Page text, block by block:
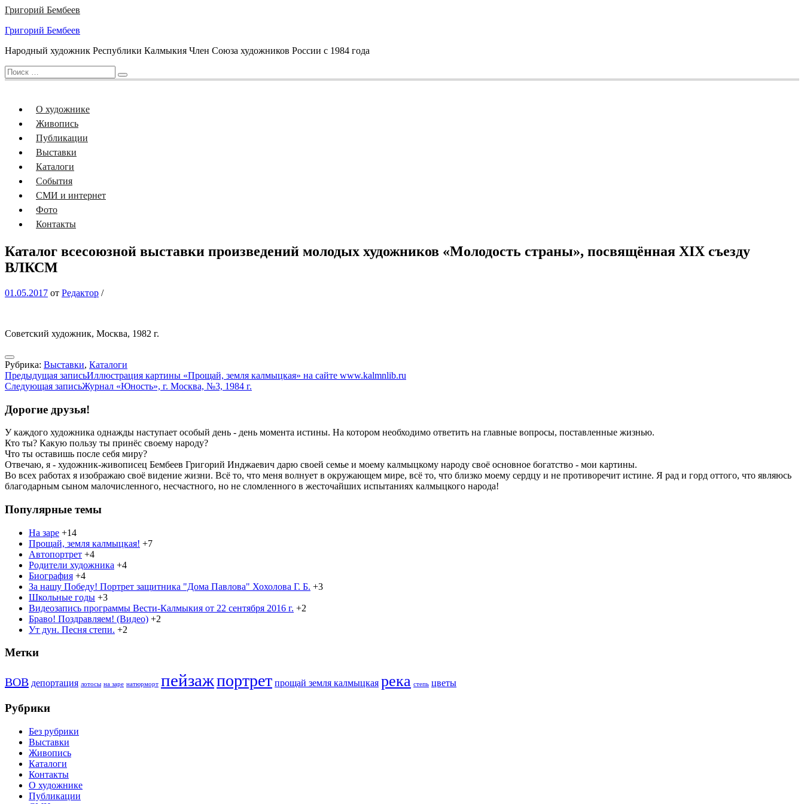
Перейти
содержанию
Григорий Бембеев
Григорий Бембеев
Народный художник Республики Калмыкия Член Союза художников России с 1984 года
Искать:
Поиск
О художнике
Живопись
Публикации
Выставки
Каталоги
События
СМИ и интернет
Фото
Контакты
Каталог всесоюзной выставки произведений молодых художников «Молодость страны», посвящённая XIX съезду
ВЛКСМ
01.05.2017 от Редактор /
Советский художник, Москва, 1982 г.
Рубрика: Выставки, Каталоги
Навигация
по
записям
Предыдущая записьИллюстрация картины «Прощай, земля калмыцкая» на сайте www.kalmnlib.ru
Следующая записьЖурнал «Юность», г. Москва, №3, 1984 г.
Дорогие друзья!
У каждого художника однажды наступает особый день - день момента истины. На котором необходимо ответить на главные вопросы, поставленные жизнью.
Кто ты? Какую пользу ты принёс своему народу?
Что ты оставишь после себя миру?
Отвечаю, я - художник-живописец Бембеев Григорий Инджаевич дарю своей семье и моему калмыцкому народу своё основное богатство - мои картины.
Во всех работах я изображаю своё видение жизни. Всё то, что меня волнует в окружающем мире, всё то, что близко моему сердцу и не противоречит истине. Я рад и горд оттого, что являюсь
благодарным сыном малочисленного, несчастного, но не сломленного в жесточайших испытаниях калмыцкого народа!
Популярные темы
На заре +14
Прощай, земля калмыцкая! +7
Автопортрет +4
Родители художника +4
Биография +4
За нашу Победу! Портрет защитника "Дома Павлова" Хохолова Г. Б. +3
Школьные годы +3
Видеозапись программы Вести-Калмыкия от 22 сентября 2016 г. +2
Браво! Поздравляем! (Видео) +2
Ут дун. Песня степи. +2
Метки
ВОВ депортация лотосы на заре натюрморт пейзажпортрет прощай земля калмыцкая река степь цветы
Рубрики
Без рубрики
Выставки
Живопись
Каталоги
Контакты
О художнике
Публикации